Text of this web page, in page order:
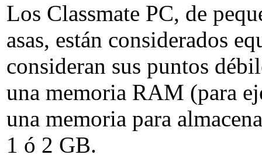
Los Classmate PC, de
asas, están considerados
consideran sus puntos
una memoria RAM (para
una memoria para
1 ó 2 GB.